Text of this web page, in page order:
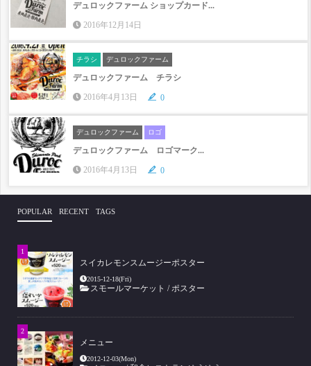
デュロックファーム ショップカード...
2016年12月14日
チラシ デュロックファーム
デュロックファーム チラシ
2016年4月13日
0
デュロックファーム ロゴ
デュロックファーム ロゴマーク...
2016年4月13日
0
POPULAR RECENT TAGS
スイカレモンスムージーポスター
2015-12-18(Fri)
スモールマーケット /ポスター
メニュー
2012-12-03(Mon)